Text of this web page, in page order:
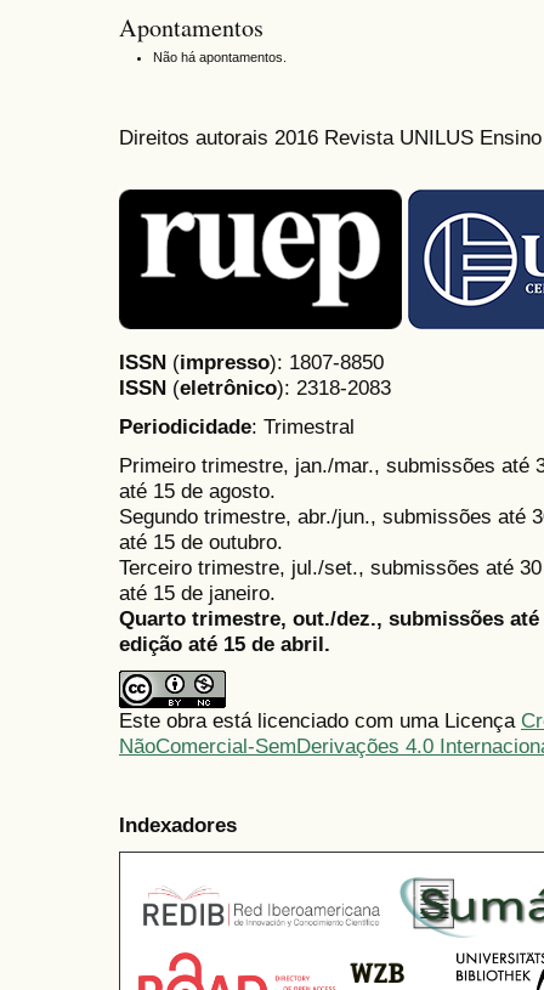
Apontamentos
Não há apontamentos.
Direitos autorais 2016 Revista UNILUS
ISSN (impresso): 1807-8850
ISSN (eletrônico): 2318-2083
Periodicidade: Trimestral
Primeiro trimestre, jan./mar., submissões até
até 15 de agosto.
Segundo trimestre, abr./jun., submissões até
até 15 de outubro.
Terceiro trimestre, jul./set., submissões até
até 15 de janeiro.
Quarto trimestre, out./dez., submissões
edição até 15 de abril.
Este obra está licenciado com uma Licença
NãoComercial-SemDerivações 4.0
Indexadores